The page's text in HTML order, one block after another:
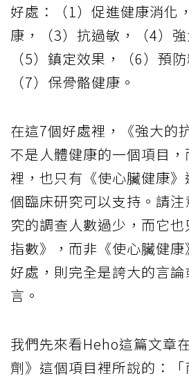
好處：（1）促進健康消化
康，（3）抗過敏，（4）
（5）鎮定效果，（6）預
（7）保骨骼健康。
在這7個好處裡，《強大的
不是人體健康的一個項目
裡，也只有《使心臟健康
個臨床研究可以支持。請
究的調查人數過少，而它
指數》，而非《使心臟健
好處，則完全是誇大的言
言。
我們先來看Heho這篇文章
劑》這個項目裡所說的：